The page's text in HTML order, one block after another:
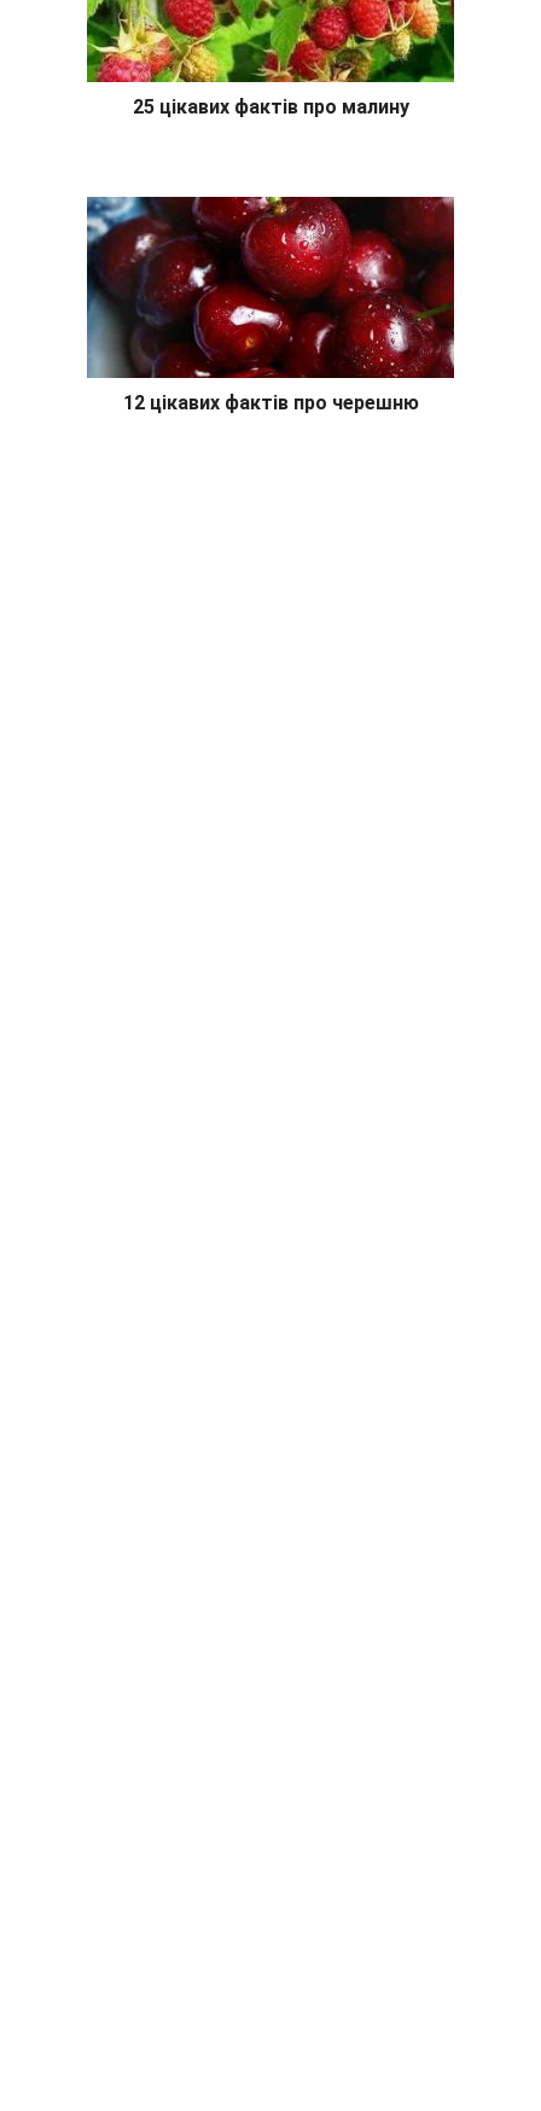
25 цікавих фактів про малину
12 цікавих фактів про черешню